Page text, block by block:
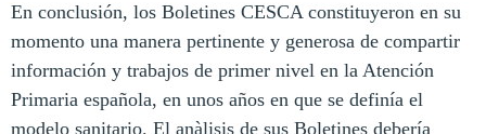
En conclusión, los Boletines CESCA constituyeron en su
momento una manera pertinente y generosa de compartir
información y trabajos de primer nivel en la Atención
Primaria española, en unos años en que se definía el
modelo sanitario. El anàlisis de sus Boletines debería